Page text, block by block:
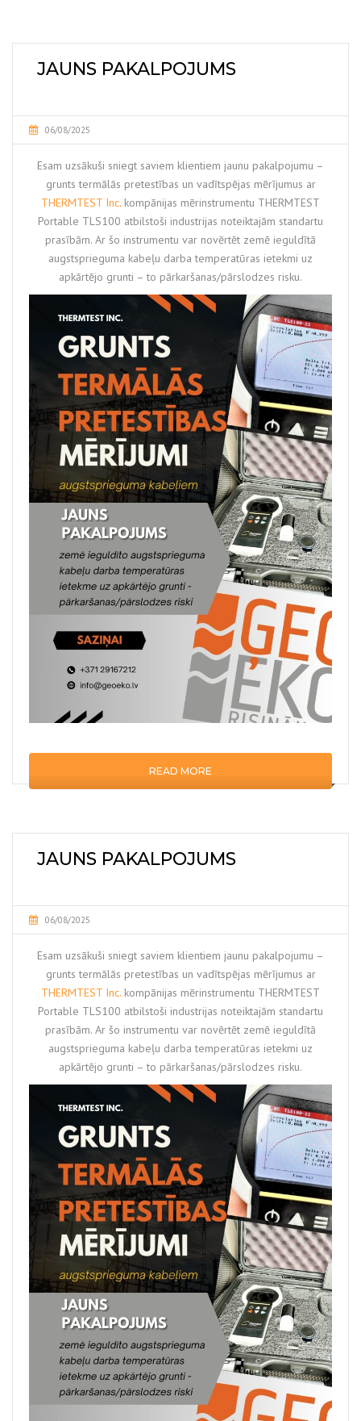
JAUNS PAKALPOJUMS
06/08/2025
Esam uzsākuši sniegt saviem klientiem jaunu pakalpojumu –
grunts termālās pretestības un vadītspējas mērījumus ar
THERMTEST Inc. kompānijas mērinstrumentu THERMTEST
Portable TLS100 atbilstoši industrijas noteiktajām standartu
prasībām. Ar šo instrumentu var novērtēt zemē ieguldītā
augstsprieguma kabeļu darba temperatūras ietekmi uz
apkārtējo grunti – to pārkaršanas/pārslodzes risku.
READ MORE
JAUNS PAKALPOJUMS
06/08/2025
Esam uzsākuši sniegt saviem klientiem jaunu pakalpojumu –
grunts termālās pretestības un vadītspējas mērījumus ar
THERMTEST Inc. kompānijas mērinstrumentu THERMTEST
Portable TLS100 atbilstoši industrijas noteiktajām standartu
prasībām. Ar šo instrumentu var novērtēt zemē ieguldītā
augstsprieguma kabeļu darba temperatūras ietekmi uz
apkārtējo grunti – to pārkaršanas/pārslodzes risku.